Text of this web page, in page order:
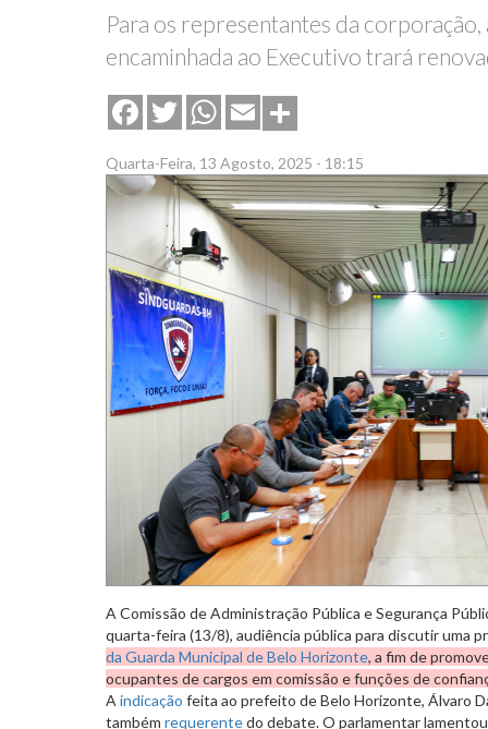
Para os representantes da corporação,
encaminhada ao Executivo trará
FacebookTwitterWhatsApp
Email
Quarta-Feira, 13 Agosto, 2025 - 18:15
A Comissão de Administração Pública e Segurança
quarta-feira (13/8), audiência pública para discutir uma
da Guarda Municipal de Belo Horizonte, a fim de
ocupantes de cargos em comissão e funções de
A indicação feita ao prefeito de Belo Horizonte, Álvaro
também requerentedo debate. O parlamentar